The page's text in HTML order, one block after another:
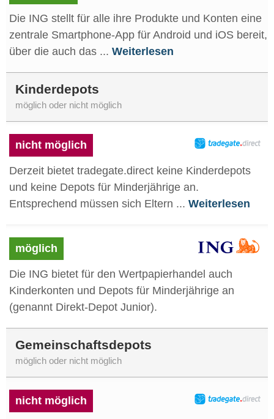
Die ING stellt für alle ihre Produkte und Konten eine
zentrale Smartphone-App für Android und iOS bereit,
über die auch das ... Weiterlesen
Kinderdepots
möglich oder nicht möglich
nicht möglich
Derzeit bietet tradegate.direct keine Kinderdepots
und keine Depots für Minderjährige an.
Entsprechend müssen sich Eltern ... Weiterlesen
möglich
Die ING bietet für den Wertpapierhandel auch
Kinderkonten und Depots für Minderjährige an
(genannt ‎Direkt-Depot Junior).
Gemeinschaftsdepots
möglich oder nicht möglich
nicht möglich